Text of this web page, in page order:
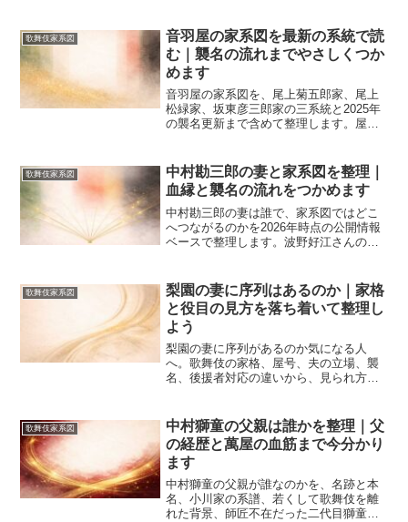
歌舞伎家系図
音羽屋の家系図を最新の系統で読
む｜襲名の流れまでやさしくつか
めます
音羽屋の家系図を、尾上菊五郎家、尾上
松緑家、坂東彦三郎家の三系統と2025年
の襲名更新まで含めて整理します。屋号
かる入門記事です。
歌舞伎家系図
中村勘三郎の妻と家系図を整理｜
血縁と襲名の流れをつかめます
中村勘三郎の妻は誰で、家系図ではどこ
へつながるのかを2026年時点の公開情報
ベースで整理します。波野好江さんの出
名跡の見方まで一度でわかる内容です。
歌舞伎家系図
梨園の妻に序列はあるのか｜家格
と役目の見方を落ち着いて整理し
よう
梨園の妻に序列があるのか気になる人
へ。歌舞伎の家格、屋号、夫の立場、襲
名、後援者対応の違いから、見られ方の
2026年の見どころまでやさしく分かりま
す。
歌舞伎家系図
中村獅童の父親は誰かを整理｜父
の経歴と萬屋の血筋まで今分かり
ます
中村獅童の父親が誰なのかを、名跡と本
名、小川家の系譜、若くして歌舞伎を離
れた背景、師匠不在だった二代目獅童へ